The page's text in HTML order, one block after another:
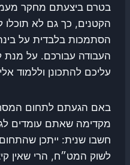
בטרם ביצעתם מחקר
הקטנים, כך גם לא תוכלו
הסתמכות בלבדית על
העבודה עבורכם. על מנת
עליכם להתכונן וללמוד
באם הגעתם לתחום
מקדימה שאתם עומדים
חשבו שנית: ייתכן
לשוק המט״ח, הרי שאין